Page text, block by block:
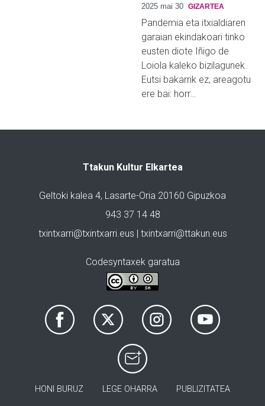
2025 mai 30 GIZARTEA
Pandemia eta itxialdiaren
garaian ekindakoari tinko
eusten diote Iñigo de
Loiola kaleko bizilagunek.
Eutsi bakarrik ez, areagotu
ere bai: horr…
Ttakun Kultur Elkartea
Geltoki kalea 4, Lasarte-Oria 20160 Gipuzkoa
943 37 14 48
txintxarri@txintxarri.eus | txintxarri@ttakun.eus
Codesyntaxek garatua
HONI BURUZ LEGE OHARRA PUBLIZITATEA